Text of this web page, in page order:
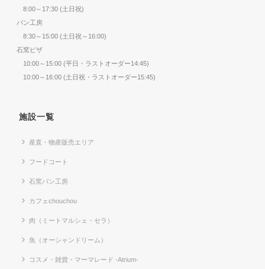
8:00～17:30 (土日祝)
パン工房
8:30～15:00 (土日祝～16:00)
石窯ピザ
10:00～15:00 (平日・ラストオーダー14:45)
10:00～16:00 (土日祝・ラストオーダー15:45)
施設一覧
産直・物産販売エリア
フードコート
石窯パン工房
カフェchouchou
肉（ミートマルシェ・セラ）
魚（オーシャンドリーム）
コスメ・雑貨・マーマレード -Atrium-